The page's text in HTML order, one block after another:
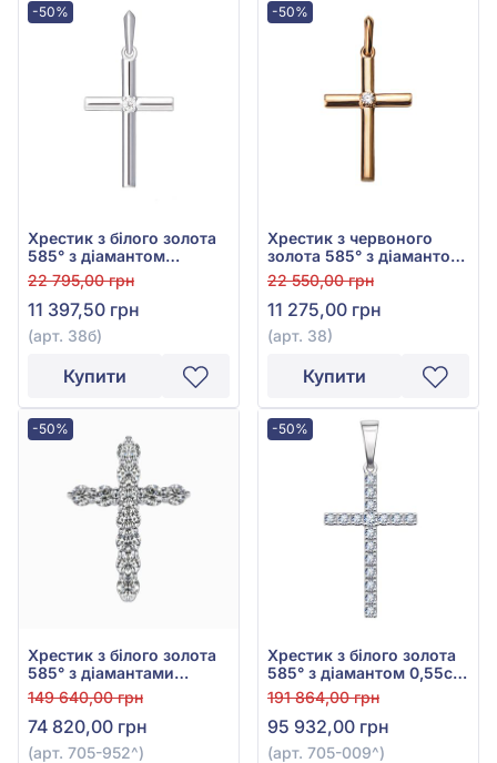
-50%
Хрестик з білого золота
585° з діамантом
0,024ct, арт. 38б
22 795,00 грн
11 397,50 грн
(арт. 38б)
Купити
-50%
Хрестик з червоного
золота 585° з діамантом
0,024ct, арт. 38
22 550,00 грн
11 275,00 грн
(арт. 38)
Купити
-50%
Хрестик з білого золота
585° з діамантами
0,58ct, арт. 705-952
149 640,00 грн
74 820,00 грн
(арт. 705-952^)
-50%
Хрестик з білого золота
585° з діамантом 0,55ct,
арт. 705-009
191 864,00 грн
95 932,00 грн
(арт. 705-009^)